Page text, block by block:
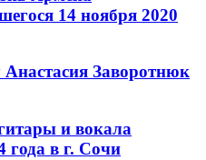
14 ноября 2020
Заворотнюк
и вокала
года в г. Сочи